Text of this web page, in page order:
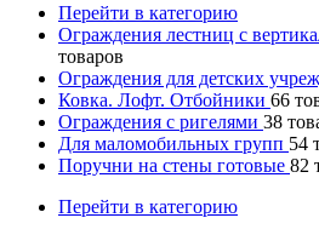
Перейти в категорию
Ограждения лестниц с
товаров
Ограждения для детских
Ковка. Лофт. Отбойники 66
Ограждения с ригелями 38
Для маломобильных групп 54
Поручни на стены готовые 82
Перейти в категорию